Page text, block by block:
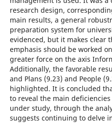
research design,
main results, a general
preparation system for
evidenced, but it makes clear
emphasis should be worked
greater force on the axis
Additionally, the favorable
and Plans (9.23) and People
highlighted. It is concluded
to reveal the main
under study, through the
suggests continuing to delve